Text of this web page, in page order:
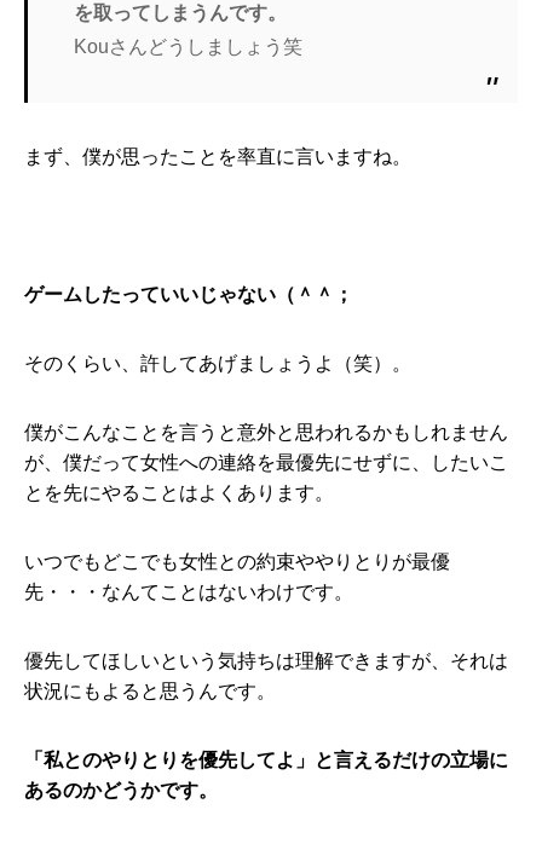
を取ってしまうんです。
Kouさんどうしましょう笑
まず、僕が思ったことを率直に言いますね。
ゲームしたっていいじゃない（＾＾；
そのくらい、許してあげましょうよ（笑）。
僕がこんなことを言うと意外と思われるかもしれません
が、僕だって女性への連絡を最優先にせずに、したいこ
とを先にやることはよくあります。
いつでもどこでも女性との約束ややりとりが最優
先・・・なんてことはないわけです。
優先してほしいという気持ちは理解できますが、それは
状況にもよると思うんです。
「私とのやりとりを優先してよ」と言えるだけの立場に
あるのかどうかです。